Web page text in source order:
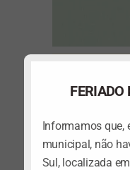
FERIADO
Informamos que,
municipal, não
Sul, localizada